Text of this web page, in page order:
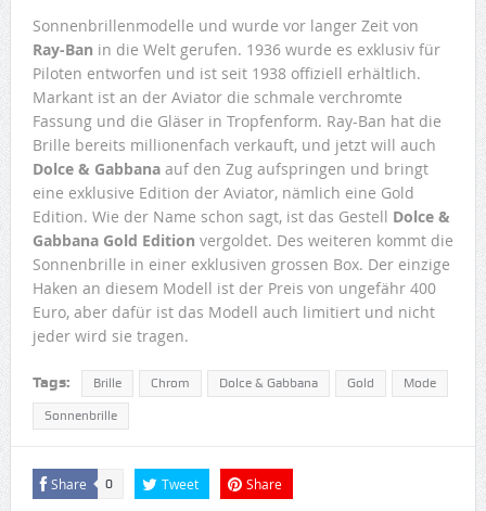
Sonnenbrillenmodelle und wurde vor langer Zeit von
Ray-Ban in die Welt gerufen. 1936 wurde es exklusiv für
Piloten entworfen und ist seit 1938 offiziell erhältlich.
Markant ist an der Aviator die schmale verchromte
Fassung und die Gläser in Tropfenform. Ray-Ban hat die
Brille bereits millionenfach verkauft, und jetzt will auch
Dolce & Gabbanaauf den Zug aufspringen und bringt
eine exklusive Edition der Aviator, nämlich eine Gold
Edition. Wie der Name schon sagt, ist das Gestell Dolce &
Gabbana Gold Edition vergoldet. Des weiteren kommt die
Sonnenbrille in einer exklusiven grossen Box. Der einzige
Haken an diesem Modell ist der Preis von ungefähr 400
Euro, aber dafür ist das Modell auch limitiert und nicht
jeder wird sie tragen.
Tags: Brille Chrom Dolce & Gabbana Gold Mode
Sonnenbrille
Share 0 Tweet Share